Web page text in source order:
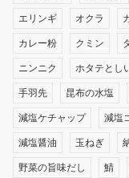
エリンギ オクラ
カレー粉 クミン
ニンニク ホタテとし
手羽先 昆布の水塩
減塩ケチャップ 減塩
減塩醤油 玉ねぎ
野菜の旨味だし 鯖